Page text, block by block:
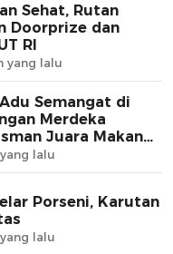
Sehat, Rutan
Doorprize dan
RI
yang lalu
Semangat di
Merdeka
Juara Makan
lalu
Porseni, Karutan
lalu